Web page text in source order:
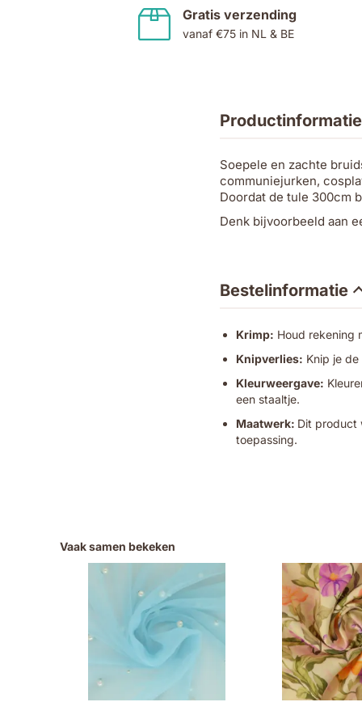
Gratis verzending
vanaf €75 in NL & BE
Productinformatie
Soepele en zachte
communiejurken,
Doordat de tule 300cm
Denk bijvoorbeeld aan
Bestelinformatie
Krimp: Houd rekening
Knipverlies: Knip je
Kleurweergave:
een staaltje.
Maatwerk: Dit product
toepassing.
Vaak samen bekeken